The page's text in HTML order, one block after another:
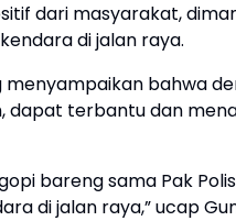
dari masyarakat,
di jalan raya.
menyampaikan bahwa
dapat terbantu dan
bareng sama Pak
di jalan raya,” ucap